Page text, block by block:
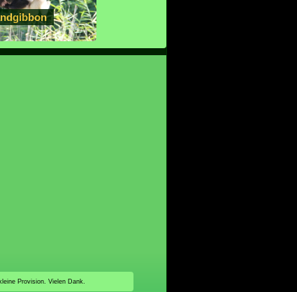
Provision. Vielen Dank.